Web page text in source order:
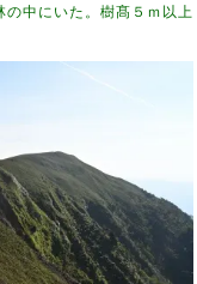
中にいた。樹髙５ｍ以上